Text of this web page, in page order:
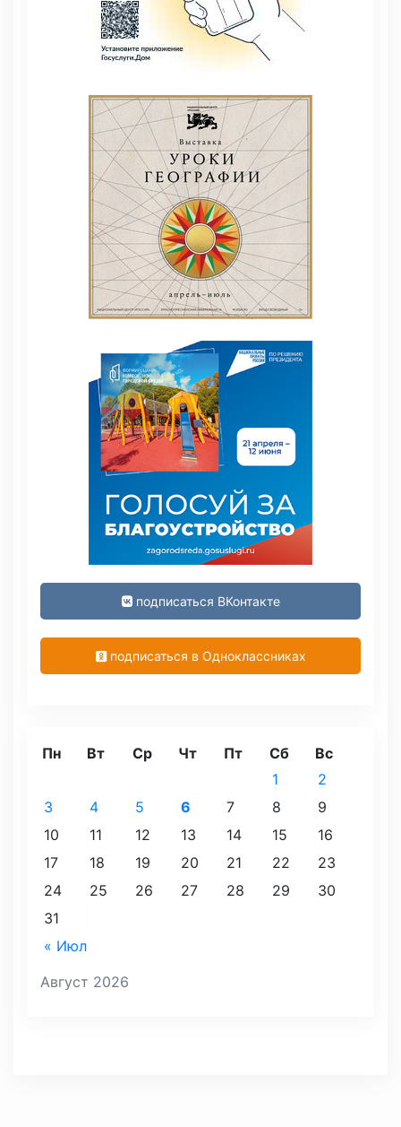
подписаться ВКонтакте
подписаться в Одноклассниках
Август 2026
Пн Вт Ср Чт Пт Сб Вс
« Июл
1
2
3
4 5 6 7 8
9
10
11 12 13 14 15
16
17
18 19 20 21 22
23
24
25 26 27 28 29
30
31